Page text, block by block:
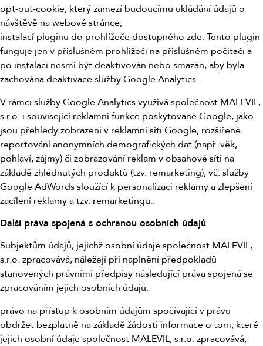
opt-out-cookie, který zamezí budoucímu ukládání údajů o
návštěvě na webové stránce;
instalací pluginu do prohlížeče dostupného zde. Tento plugin
funguje jen v příslušném prohlížeči na příslušném počítači a
po instalaci nesmí být deaktivován nebo smazán, aby byla
zachována deaktivace služby Google Analytics.
V rámci služby Google Analytics využívá společnost MALEVIL,
s.r.o. i související reklamní funkce poskytované Google, jako
jsou přehledy zobrazení v reklamní síti Google, rozšířené
reportování anonymních demografických dat (např. věk,
pohlaví, zájmy) či zobrazování reklam v obsahové síti na
základě zhlédnutých produktů (tzv. remarketing), vč. služby
Google AdWords sloužící k personalizaci reklamy a zlepšení
zacílení reklamy a tzv. remarketingu..
Další práva spojená s ochranou osobních údajů
Subjektům údajů, jejichž osobní údaje společnost MALEVIL,
s.r.o. zpracovává, náležejí při naplnění předpokladů
stanovených právními předpisy následující práva spojená se
zpracováním jejich osobních údajů:
právo na přístup k osobním údajům spočívající v právu
obdržet bezplatně na základě žádosti informace o tom, které
jejich osobní údaje společnost MALEVIL, s.r.o. zpracovává;